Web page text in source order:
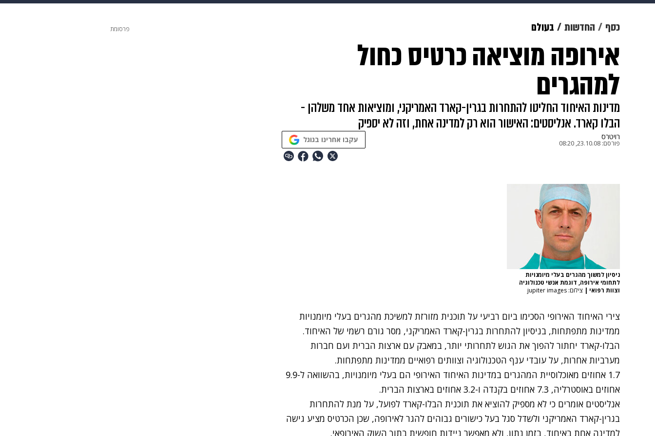
תרבות
ויוה משפט תשעה חודשים מתכונים פרויקטים מיוחדים
כסף החדשות בעולם
אירופה מוציאה כרטיס כחול
למהגרים
מדינות האיחוד החליטו להתחרות בגרין-קארד האמריקני, ומוציאות אחד משלהן -
הבלו קארד. אנליסטים: האישור הוא רק למדינה אחת, וזה לא יספיק
רויטרס
פורסם: 23.10.08, 08:20 עקבו אחרינו בגוגל
ניסיון למשוך מהגרים בעלי מיומנויות
לתחומי אירופה, דוגמת אנשי טכנולוגיה
וצוות רפואי | צילום: jupiter images
צירי האיחוד האירופי הסכימו ביום רביעי על תוכנית מזורזת למשיכת מהגרים בעלי מיומנויות
ממדינות מתפתחות, בניסיון להתחרות בגרין-קארד האמריקני, מסר גורם רשמי של האיחוד.
הבלו-קארד יחתור להפוך את הגוש לתחרותי יותר, במאבק עם ארצות הברית ועם חברות
מערביות אחרות, על עובדי ענף הטכנולוגיה וצוותים רפואיים ממדינות מתפתחות.
1.7 אחוזים מאוכלוסיית המהגרים במדינות האיחוד האירופי הם בעלי מיומנויות, בהשוואה ל-9.9
אחוזים באוסטרליה, 7.3 אחוזים בקנדה ו-3.2 אחוזים בארצות הברית.
אנליסטים אומרים כי לא מספיק להוציא את תוכנית הבלו-קארד לפועל, על מנת להתחרות
בגרין-קארד האמריקני ולשדל סגל בעל כישורים גבוהים להגר לאירופה, שכן הכרטיס מציע גישה
למדינה אחת באיחוד, בזמן נתון, ולא מאפשר ניידות חופשית בתוך השוק האירופאי.
פרסומת